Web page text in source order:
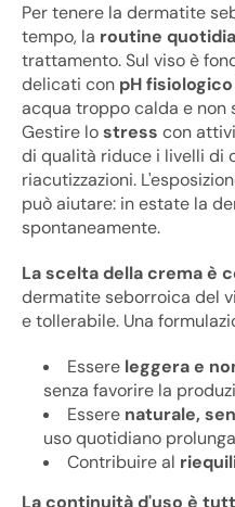
Per tenere la dermatite
tempo, la routine
trattamento. Sul viso è
delicati con pH
acqua troppo calda e non
Gestire lostress con
di qualità riduce i livelli di
riacutizzazioni.
può aiutare: in estate la
spontaneamente.
La scelta della crema è
dermatite seborroica del
e tollerabile. Una
Essere leggera e
senza favorire la
Essere naturale,
uso quotidiano
Contribuire al
La continuità d'uso è